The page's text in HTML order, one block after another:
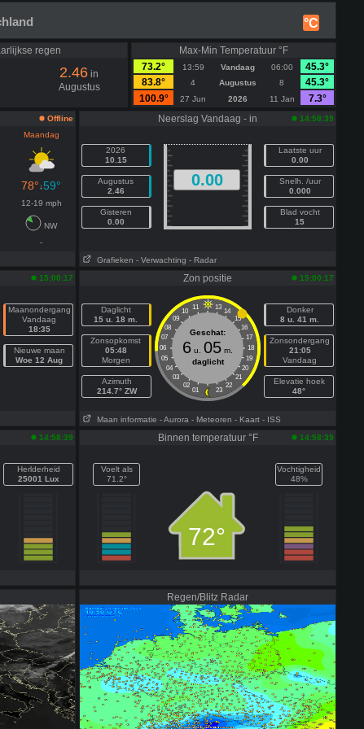
°C
regen
2.46 in
Augustus
Max-Min Temperatuur °F
73.2°
13:59 Vandaag 06:00
45.3°
83.8°
4 Augustus 8
45.3°
100.9°
27 Jun 2026 11 Jan
7.3°
Offline
Maandag
78°↓59°
12-19 mph
NW
-
Neerslag Vandaag - in 14:58:39
2026
10.15
Augustus
2.46
Gisteren
0.00
0.00
Laatste uur
0.00
Snelh. /uur
0.000
Blad vocht
15
Grafieken - Verwachting - Radar
15:00:17
Maanondergang
Vandaag
18:35
Nieuwe maan
Woe 12 Aug
Zon positie 15:00:17
Daglicht
15 u. 18 m.
Zonsopkomst
05:48
Morgen
Azimuth
214.7° ZW
11 13
10
14
09
15
08
16
07
17
06
18
05
19
04
20
03
21
02
22
01 23
Geschat:
6 u. 05 m.
daglicht
Donker
8 u. 41 m.
Zonsondergang
21:05
Vandaag
Elevatie hoek
48°
Maan informatie - Aurora - Meteoren - Kaart - ISS
14:58:39
Herlderheid
25001 Lux
Binnen temperatuur °F 14:58:39
Voelt als
71.2°
72°
Vochtigheid
48%
Regen/Blitz Radar